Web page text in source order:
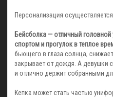
Персонализация
Бейсболка — отличный головной
спортом и прогулок в теплое
бьющего в глаза солнца,
закрывает от дождя. А девушки
и отлично держит собранными
Кепка может стать частью